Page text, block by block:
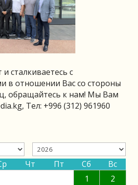
сталкиваетесь с
в отношении Вас со стороны
обращайтесь к нам! Мы Вам
, Тел: +996 (312) 961960
Чт Пт Сб
Вс
1
2